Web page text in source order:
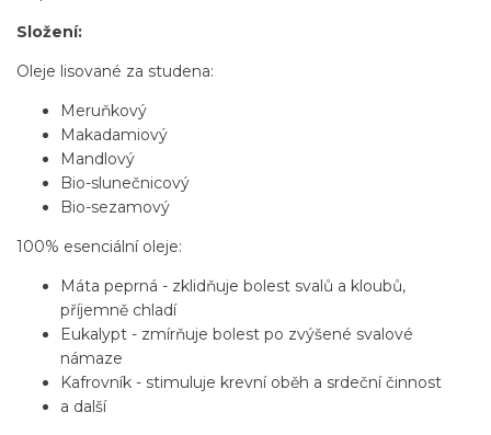
Složení:
Oleje lisované za studena:
Meruňkový
Makadamiový
Mandlový
Bio-slunečnicový
Bio-sezamový
100% esenciální oleje:
Máta peprná - zklidňuje bolest svalů a kloubů,
příjemně chladí
Eukalypt - zmírňuje bolest po zvýšené svalové
námaze
Kafrovník - stimuluje krevní oběh a srdeční činnost
a další